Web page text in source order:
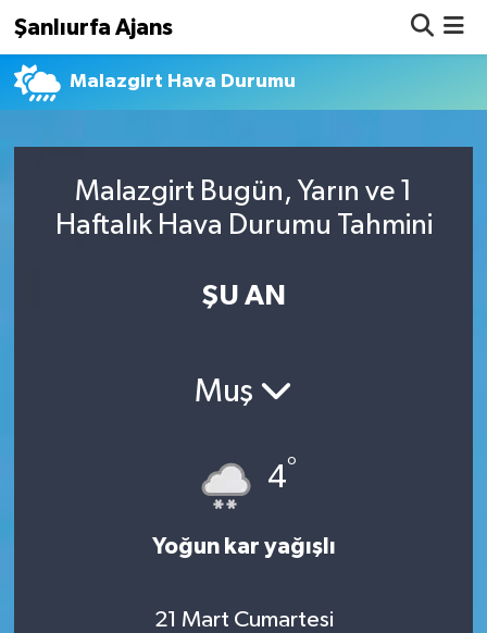
Şanlıurfa Ajans
Malazgirt Hava Durumu
Malazgirt Bugün, Yarın ve 1
Haftalık Hava Durumu Tahmini
ŞU AN
Muş
4°
Yoğun kar yağışlı
21 Mart Cumartesi
Nöbetçi Eczaneler
Namaz Vakitleri
Süper Lig Puan Durumu ve Fikstür